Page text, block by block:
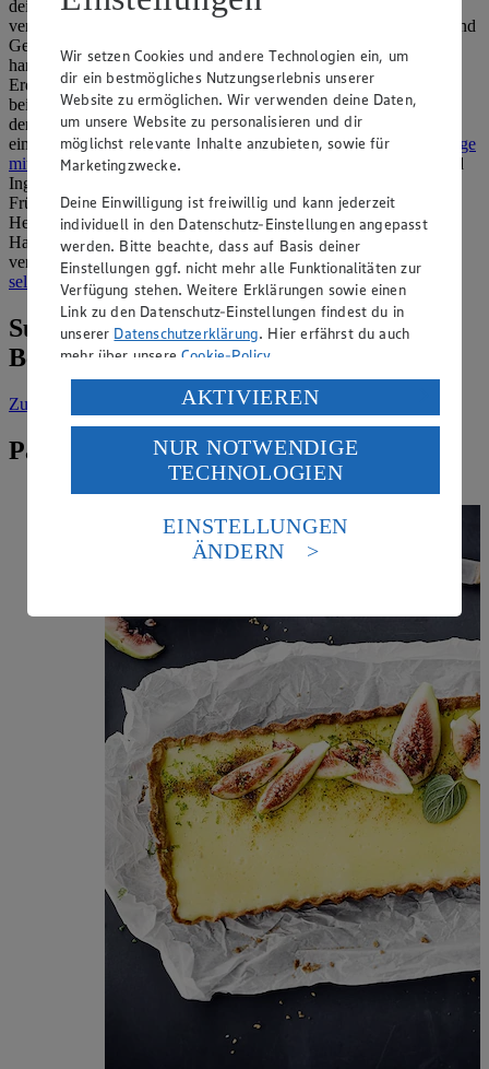
deinen Tee, zum Backen oder auch für karamellisierte Speisen
verwenden kannst. Ein weiterer Einsatzbereich für das Gewürz sind
Getränke, allen voran der Vanille-Milchshake. Der Geschmack
harmoniert auch sehr gut mit Beerenfrüchten wie Heidelbeeren,
Erdbeeren und Himbeeren. Zusammen mit Hüttenkäse lässt sich
beispielsweise ein sättigenderVanille-Beeren-Eiweißdrinkmixen,
der nach dem Sport oder zum Frühstück schmeckt. Wer morgens
eine vollwertige Mahlzeit bevorzugt, kann sich einQuinoa-Porridge
mit Vanille und Kurkuma
zubereiten und abgerundet mit Zimt und
Ingwer eine würzig-süße Speise genießen. Auch in feinem
Frühstücksgebäck entfaltet Vanille ihr Aroma – etwa in süßen
Hefeteigen oder Glasuren fürMedialunas. Die argentinischen
Halbmonde lassen sich so mit einer besonders aromatischen Note
verfeinern. Außerdem solltest du die Schote unbedingt für unser
selbst gemachtes Vanillepuddingpulver verwenden.
Suche weitere Lebensmittel aus dem
Bereich „Gewürze & Kräuter“
Zur Suche vorgefiltert nach Kategorie: Gewürze & Kräuter
Passende Rezepte zu Vanille
Wir setzen Cookies und andere Technologien ein, um
dir ein bestmögliches Nutzungserlebnis unserer
Website zu ermöglichen. Wir verwenden deine Daten,
um unsere Website zu personalisieren und dir
möglichst relevante Inhalte anzubieten, sowie für
Marketingzwecke.
Deine Einwilligung ist freiwillig und kann jederzeit
individuell in den Datenschutz-Einstellungen angepasst
werden. Bitte beachte, dass auf Basis deiner
Einstellungen ggf. nicht mehr alle Funktionalitäten zur
Verfügung stehen. Weitere Erklärungen sowie einen
Link zu den Datenschutz-Einstellungen findest du in
unserer Datenschutzerklärung. Hier erfährst du auch
mehr über unsereCookie-Policy.
Verarbeitung deiner personenbezogenen Daten in den
USA durch Facebook und YouTube:
Wenn du auf „Aktivieren“ klickst, willigst du im Sinne
des Art. 49 Abs. 1 Satz 1 lit. a) DSGVO ein, dass deine
Daten in den USA verarbeitet werden. Der EuGH sieht
die USA als Land mit einem nach europäischen
Standards nicht angemessenen Datenschutzniveau an.
Es besteht das Risiko eines Zugriffs durch US-
Informationen zum Herausgeber der Seite findest du
Impressum
AKTIVIEREN
NUR NOTWENDIGE
TECHNOLOGIEN
EINSTELLUNGEN
ÄNDERN